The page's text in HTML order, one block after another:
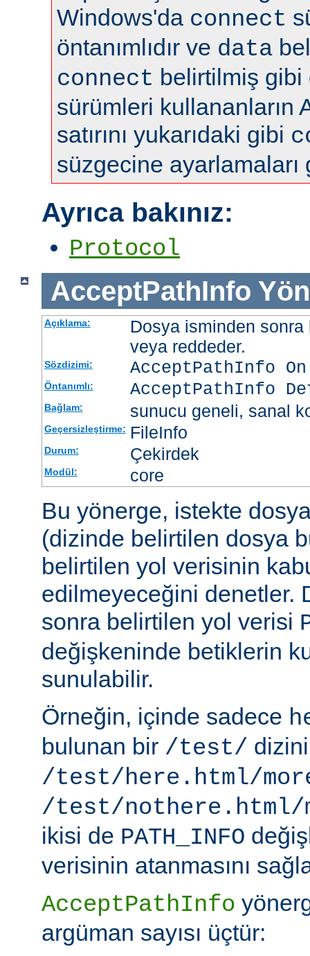
Windows'da connect
öntanımlıdır ve data
connect belirtilmiş gibi
sürümleri kullananların
satırını yukarıdaki gibi
süzgecine ayarlamaları
Ayrıca bakınız:
Protocol
AcceptPathInfo
Açıklama:
Dosya isminden
veya reddeder.
Sözdizimi: AcceptPathInfo
Öntanımlı: AcceptPathInfo
Bağlam: sunucu geneli, sanal
Geçersizleştirme: FileInfo
Durum: Çekirdek
Modül: core
Bu yönerge, istekte
(dizinde belirtilen dosya
belirtilen yol verisinin
edilmeyeceğini denetler.
sonra belirtilen yol verisi
değişkeninde betiklerin
sunulabilir.
Örneğin, içinde sadece
bulunan bir /test/
/test/here.html/
/test/nothere.html/
ikisi de PATH_INFO
verisinin atanmasını
AcceptPathInfo
argüman sayısı üçtür: